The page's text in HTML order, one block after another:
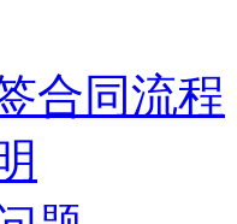
合同流程
题